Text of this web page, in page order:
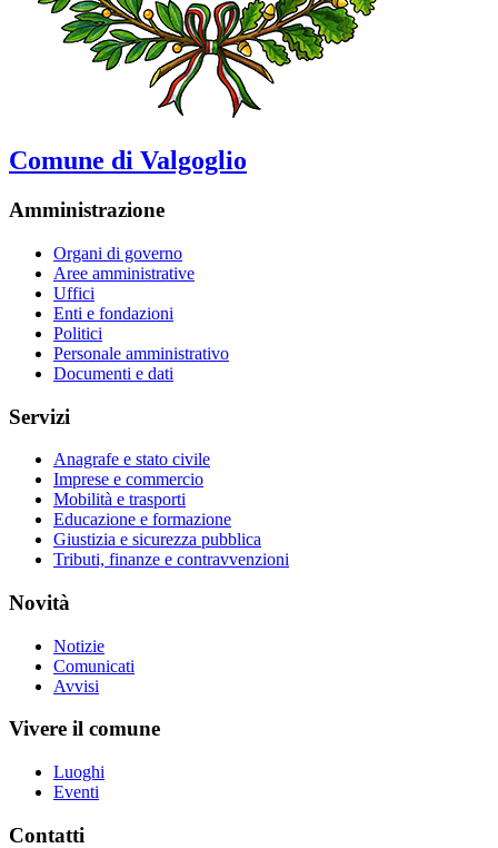
Comune di Valgoglio
Amministrazione
Organi di governo
Aree amministrative
Uffici
Enti e fondazioni
Politici
Personale amministrativo
Documenti e dati
Servizi
Anagrafe e stato civile
Imprese e commercio
Mobilità e trasporti
Educazione e formazione
Giustizia e sicurezza pubblica
Tributi, finanze e contravvenzioni
Novità
Notizie
Comunicati
Avvisi
Vivere il comune
Luoghi
Eventi
Contatti